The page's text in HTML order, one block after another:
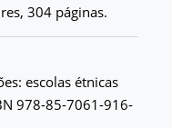
304 páginas.
escolas étnicas
978-85-7061-916-